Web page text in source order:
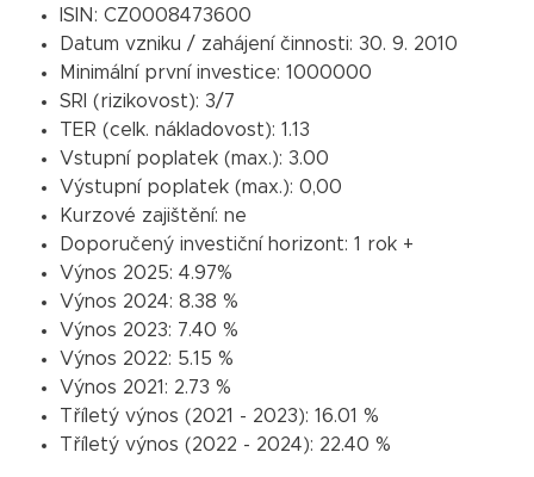
ISIN: CZ0008473600
Datum vzniku / zahájení činnosti: 30. 9. 2010
Minimální první investice: 1000000
SRI (rizikovost): 3/7
TER (celk. nákladovost): 1.13
Vstupní poplatek (max.): 3.00
Výstupní poplatek (max.): 0,00
Kurzové zajištění: ne
Doporučený investiční horizont: 1 rok +
Výnos 2025: 4.97%
Výnos 2024: 8.38 %
Výnos 2023: 7.40 %
Výnos 2022: 5.15 %
Výnos 2021: 2.73 %
Tříletý výnos (2021 - 2023): 16.01 %
Tříletý výnos (2022 - 2024): 22.40 %